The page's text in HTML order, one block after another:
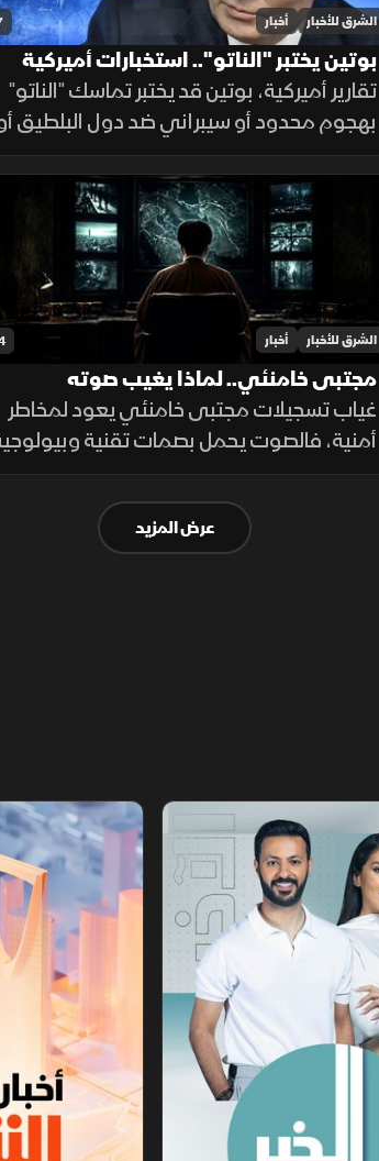
الشرق للأخبار أخبار
بوتين يختبر "الناتو".. استخبارات أميركية
تقارير أميركية، بوتين قد يختبر تماسك "الناتو"
بهجوم محدود أو سيبراني ضد دول البلطيق
بولندا للتشكيك بالمادة الـ5، في حال فشله
بتأمين مخرج يحفظ ماء الوجه بأوكرانيا خلال
السنوات القادمة.
الشرق للأخبار أخبار
مجتبى خامنئي.. لماذا يغيب صوته
غياب تسجيلات مجتبى خامنئي يعود لمخاطر
أمنية، فالصوت يحمل بصمات تقنية
ويكشف للتحليل الاستخباراتي مكان التسجيل،
توقيته، نوع الجهاز المستخدم، والبيئة المحيطة
عرض المزيد
أخبار الشرق